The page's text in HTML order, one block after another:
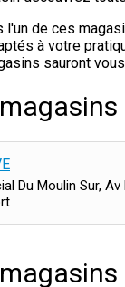
l'un de ces
à votre
sauront
Du Moulin Sur,